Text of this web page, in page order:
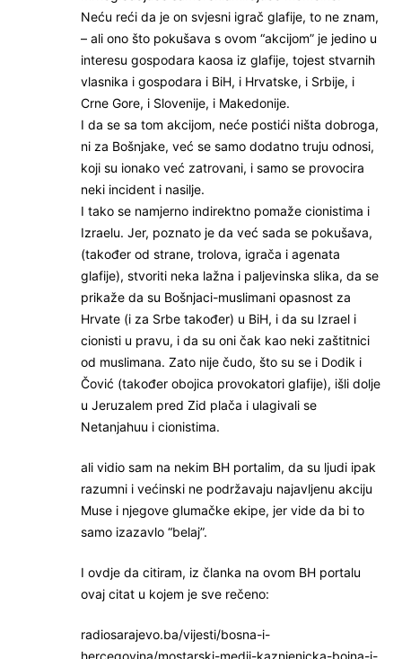
Neću reći da je on svjesni igrač glafije, to ne znam,
– ali ono što pokušava s ovom “akcijom” je jedino u
interesu gospodara kaosa iz glafije, tojest stvarnih
vlasnika i gospodara i BiH, i Hrvatske, i Srbije, i
Crne Gore, i Slovenije, i Makedonije.
I da se sa tom akcijom, neće postići ništa dobroga,
ni za Bošnjake, već se samo dodatno truju odnosi,
koji su ionako već zatrovani, i samo se provocira
neki incident i nasilje.
I tako se namjerno indirektno pomaže cionistima i
Izraelu. Jer, poznato je da već sada se pokušava,
(također od strane, trolova, igrača i agenata
glafije), stvoriti neka lažna i paljevinska slika, da se
prikaže da su Bošnjaci-muslimani opasnost za
Hrvate (i za Srbe također) u BiH, i da su Izrael i
cionisti u pravu, i da su oni čak kao neki zaštitnici
od muslimana. Zato nije čudo, što su se i Dodik i
Čović (također obojica provokatori glafije), išli dolje
u Jeruzalem pred Zid plača i ulagivali se
Netanjahuu i cionistima.
ali vidio sam na nekim BH portalim, da su ljudi ipak
razumni i većinski ne podržavaju najavljenu akciju
Muse i njegove glumačke ekipe, jer vide da bi to
samo izazavlo “belaj”.
I ovdje da citiram, iz članka na ovom BH portalu
ovaj citat u kojem je sve rečeno:
radiosarajevo.ba/vijesti/bosna-i-